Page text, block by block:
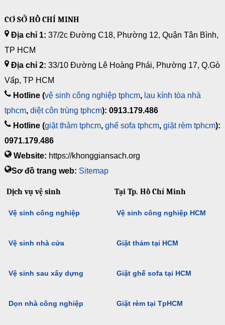
CƠ SỞ HỒ CHÍ MINH
Địa chỉ 1: 37/2c Đường C18, Phường 12, Quận Tân Bình,
TP HCM
Địa chỉ 2: 33/10 Đường Lê Hoàng Phái, Phường 17, Q.Gò
Vấp, TP HCM
Hotline (vệ sinh công nghiệp tphcm, lau kính tòa nhà
tphcm, diệt côn trùng tphcm): 0913.179.486
Hotline (giặt thảm tphcm, ghế sofa tphcm, giặt rèm tphcm):
0971.179.486
Website: https://khonggiansach.org
Sơ đồ trang web: Sitemap
Dịch vụ vệ sinh
Vệ sinh công nghiệp
Vệ sinh nhà cửa
Vệ sinh sau xây dựng
Dọn nhà công nghiệp
Tại Tp. Hồ Chí Minh
Vệ sinh công nghiệp HCM
Giặt thảm tại HCM
Giặt ghế sofa tại HCM
Giặt rèm tại TpHCM